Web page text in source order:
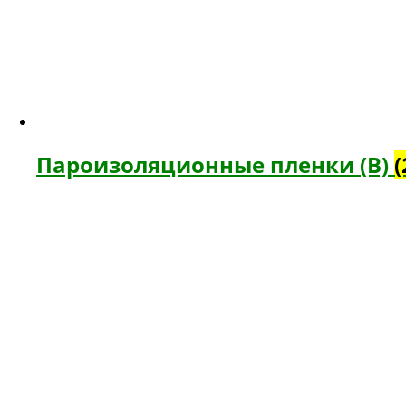
Пароизоляционные пленки (В)